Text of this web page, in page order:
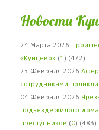
Новости
24 Марта 2026
«Кунцево» (1 ) (472)
25 Февраля 2026
сотрудниками
04 Февраля 2026
подъезде жилого
преступников (0) (483)